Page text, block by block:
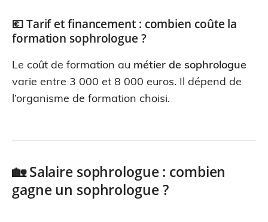
💶 Tarif et financement : combien coûte la
formation sophrologue ?
Le coût de formation au métier de sophrologue
varie entre 3 000 et 8 000 euros. Il dépend de
l’organisme de formation choisi.
🏡 Salaire sophrologue : combien
gagne un sophrologue ?